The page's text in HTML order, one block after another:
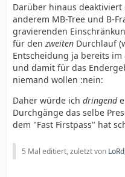
}
Darüber hinaus
anderem MB-Tree und B-
gravierenden
für den zweiten Durchlauf
Entscheidung ja bereits im
und damit für das
niemand wollen :nein:
Daher würde ich dringend
Durchgänge das selbe
dem "Fast Firstpass" hat
5 Mal editiert, zuletzt von